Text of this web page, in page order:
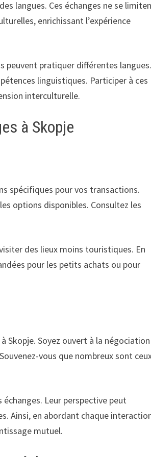
langues. Ces échanges ne se
enrichissant l’expérience
peuvent pratiquer différentes
linguistiques. Participer à ces
interculturelle.
à Skopje
spécifiques pour vos transactions.
options disponibles. Consultez les
des lieux moins touristiques. En
pour les petits achats ou pour
Skopje. Soyez ouvert à la négociation
vous que nombreux sont
Leur perspective peut
Ainsi, en abordant chaque
mutuel.